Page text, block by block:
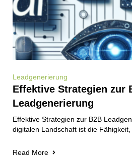
Leadgenerierung
Effektive Strategien zur
Leadgenerierung
Effektive Strategien zur B2B
digitalen Landschaft ist die
Read More